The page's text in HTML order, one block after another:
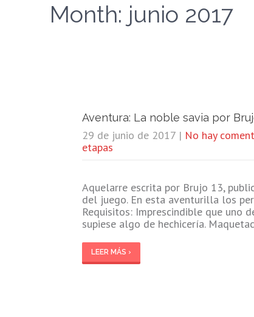
Month: junio 2017
Aventura: La noble savia por
29 de junio de 2017 | No hay
etapas
Aquelarre escrita por Brujo 13,
del juego. En esta aventurilla los
Requisitos: Imprescindible que uno
supiese algo de hechicería.
LEER MÁS ›